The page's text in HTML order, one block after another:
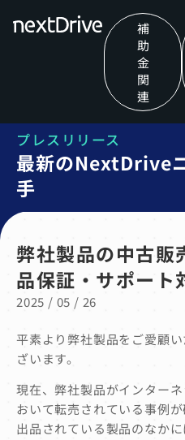
補
助
金
関
連
プレスリリース
最新のNextDrive
手
弊社製品の中古販
品保証・サポート
2025 / 05 / 26
平素より弊社製品をご愛顧
ざいます。
現在、弊社製品がインター
おいて転売されている事例が
出品されている製品のなか